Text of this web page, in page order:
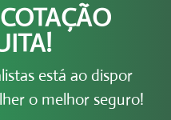
está ao dispor
o melhor seguro!